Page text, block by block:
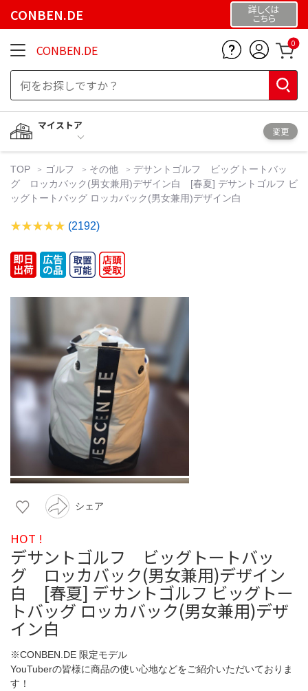
CONBEN.DE 詳しくは
こちら
CONBEN.DE 0
マイストア
変更
TOP ゴルフ その他
デサントゴルフ ビッグトートバッ
グ ロッカバック(男女兼用)デザイン白 [春夏] デサントゴルフ ビ
ッグトートバッグ ロッカバック(男女兼用)デザイン白
(2192)
シェア
HOT !
デサントゴルフ ビッグトートバッ
グ ロッカバック(男女兼用)デザイン
白 [春夏] デサントゴルフ ビッグトー
トバッグ ロッカバック(男女兼用)デザ
イン白
※CONBEN.DE 限定モデル
YouTuberの皆様に商品の使い心地などをご紹介いただいておりま
す！